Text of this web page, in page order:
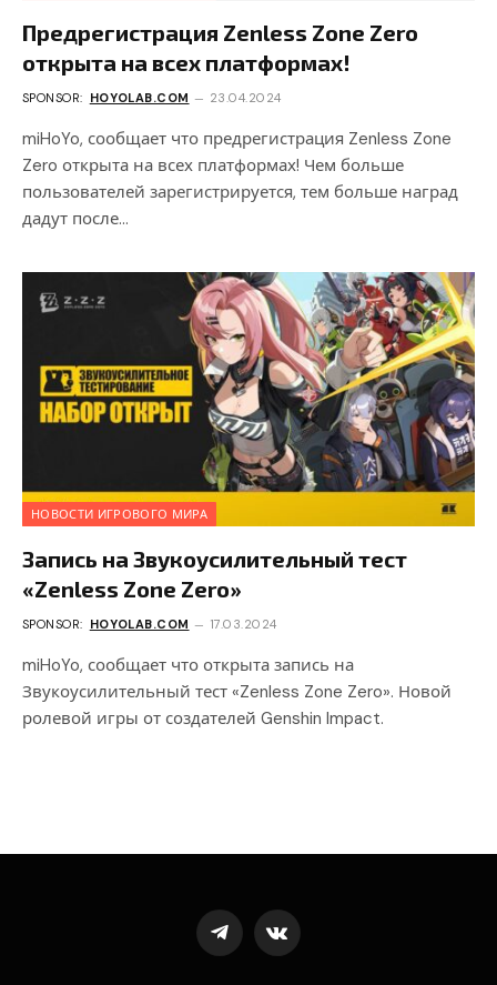
Предрегистрация Zenless Zone Zero
открыта на всех платформах!
SPONSOR: HOYOLAB.COM 23.04.2024
miHoYo, сообщает что предрегистрация Zenless Zone
Zero открыта на всех платформах! Чем больше
пользователей зарегистрируется, тем больше наград
дадут после…
НОВОСТИ ИГРОВОГО МИРА
Запись на Звукоусилительный тест
«Zenless Zone Zero»
SPONSOR: HOYOLAB.COM 17.03.2024
miHoYo, сообщает что открыта запись на
Звукоусилительный тест «Zenless Zone Zero». Новой
ролевой игры от создателей Genshin Impact.
TelegramVKontakte